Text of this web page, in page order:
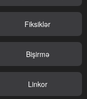
Fiksiklər
Bişirmə
Linkor